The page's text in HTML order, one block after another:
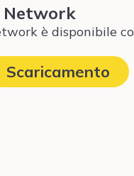
Network
è disponibile
Scaricamento